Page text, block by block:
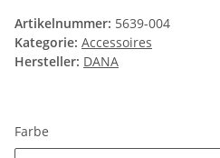
Artikelnummer: 5639-004
Kategorie: Accessoires
Hersteller: DANA
Farbe